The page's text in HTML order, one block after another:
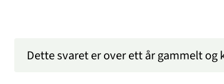
Dette svaret er over ett år gammelt